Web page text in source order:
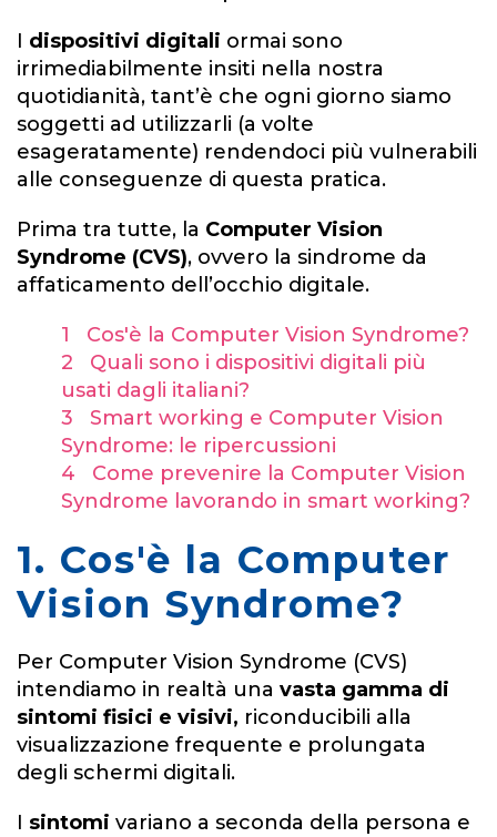
I dispositivi digitali ormai sono
irrimediabilmente insiti nella nostra
quotidianità, tant’è che ogni giorno siamo
soggetti ad utilizzarli (a volte
esageratamente) rendendoci più vulnerabili
alle conseguenze di questa pratica.
Prima tra tutte, la Computer Vision
Syndrome (CVS), ovvero la sindrome da
affaticamento dell’occhio digitale.
1 Cos'è la Computer Vision Syndrome?
2 Quali sono i dispositivi digitali più
usati dagli italiani?
3 Smart working e Computer Vision
Syndrome: le ripercussioni
4 Come prevenire la Computer Vision
Syndrome lavorando in smart working?
1. Cos'è la Computer
Vision Syndrome?
Per Computer Vision Syndrome (CVS)
intendiamo in realtà una vasta gamma di
sintomi fisici e visivi, riconducibili alla
visualizzazione frequente e prolungata
degli schermi digitali.
I sintomi variano a seconda della persona e